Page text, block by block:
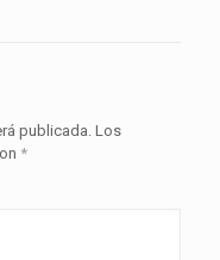
publicada. Los
*